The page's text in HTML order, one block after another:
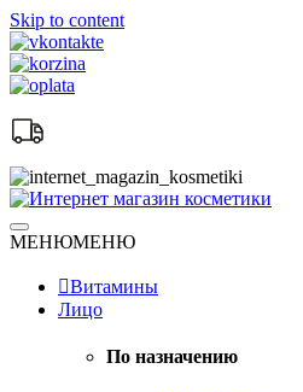
Skip to content
Интернет магазин
Натуральная косметика
МЕНЮМЕНЮ
Витамины
Лицо
По назначению